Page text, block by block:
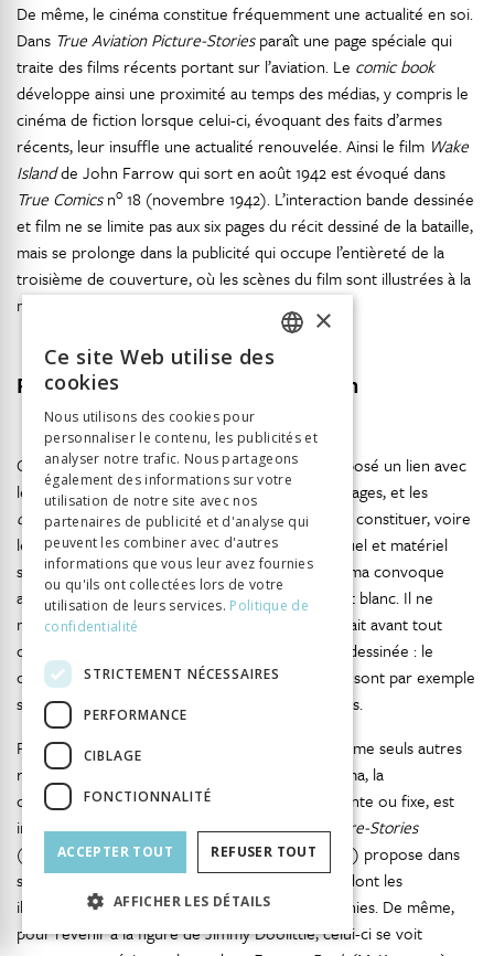
De même, le cinéma constitue fréquemment une actualité en soi.
Dans True Aviation Picture-Storiesparaît une page spéciale qui
traite des films récents portant sur l’aviation. Le comic book
développe ainsi une proximité au temps des médias, y compris le
cinéma de fiction lorsque celui-ci, évoquant des faits d’armes
récents, leur insuffle une actualité renouvelée. Ainsi le film Wake
Islandde John Farrow qui sort en août 1942 est évoqué dans
True Comicsno 18 (novembre 1942). L’interaction bande dessinée
et film ne se limite pas aux six pages du récit dessiné de la bataille,
mais se prolonge dans la publicité qui occupe l’entièreté de la
troisième de couverture, où les scènes du film sont illustrées à la
manière des cases de
Réalisme photographique et dessin
Certes, le développement ducomic book
a proposé un lien avec
le cinéma à travers la mise en succession des images, et les
comicsse sont souvent inspirés du cinéma pour constituer, voire
légitimer leurs objets. Toutefois, un élément visuel et matériel
s’interpose et distancie les deux médias : le cinéma convoque
avant tout une image photographique en noir et blanc. Il ne
mobilise encore que rarement la couleur et le fait avant tout
dans un genre qui évoque l’univers de la bande dessinée : le
cinéma d’animation. Les personnages de Disney sont par exemple
systématiquement présents dans les deux médias.
Pour les comic books
d’information qui ont comme seuls autres
référents possibles la presse illustrée et le cinéma, la
confrontation à l’image photographique, mouvante ou fixe, est
inévitable. Un album commeTrue Aviation Picture-Stories
(Parents’ Magazine Press, 1943-1945, 13 numéros) propose dans
sa partie centrale un mini magazine détachable dont les
illustrations sont pour l’essentiel des photographies. De même,
pour revenir à la figure de Jimmy Doolittle, celui-ci se voit
ITALIAN
×
Ce site Web utilise des
cookies
Nous utilisons des cookies pour
personnaliser le contenu, les publicités et
analyser notre trafic. Nous partageons
également des informations sur votre
utilisation de notre site avec nos
partenaires de publicité et d'analyse qui
peuvent les combiner avec d'autres
informations que vous leur avez fournies
ou qu'ils ont collectées lors de votre
utilisation de leurs services. Politique de
confidentialité
STRICTEMENT NÉCESSAIRES
PERFORMANCE
CIBLAGE
FONCTIONNALITÉ
ACCEPTER TOUT REFUSER TOUT
AFFICHER LES DÉTAILS